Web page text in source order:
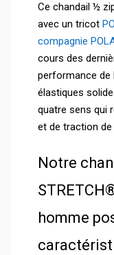
Ce chandail ½
avec un tricot
compagnie
cours des
performance de
élastiques
quatre sens qui
et de traction
Notre
homme